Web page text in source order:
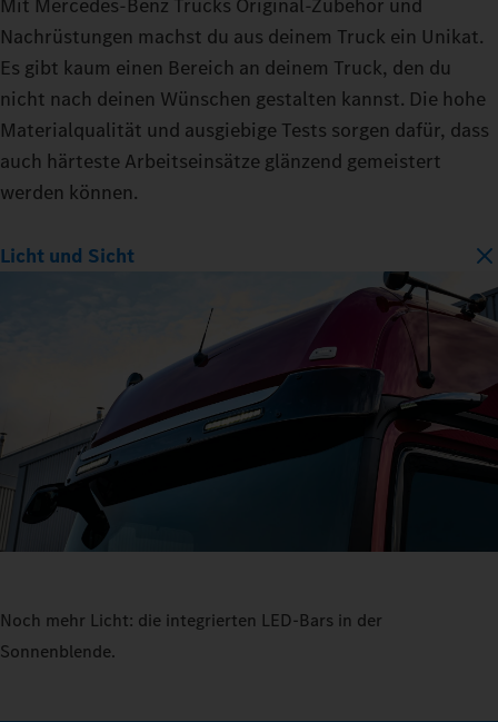
Mit Mercedes-Benz Trucks Original-Zubehör und
Nachrüstungen machst du aus deinem Truck ein Unikat.
Es gibt kaum einen Bereich an deinem Truck, den du
nicht nach deinen Wünschen gestalten kannst. Die hohe
Materialqualität und ausgiebige Tests sorgen dafür, dass
auch härteste Arbeitseinsätze glänzend gemeistert
werden können.
Licht und Sicht
Noch mehr Licht: die integrierten LED-Bars in der
Sonnenblende.